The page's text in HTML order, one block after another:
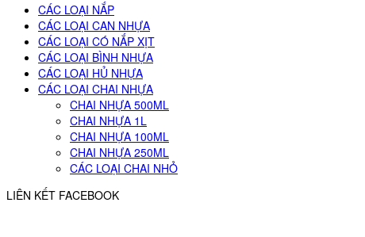
CÁC LOẠI NẮP
CÁC LOẠI CAN NHỰA
CÁC LOẠI CÓ NẮP XỊT
CÁC LOẠI BÌNH NHỰA
CÁC LOẠI HỦ NHỰA
CÁC LOẠI CHAI NHỰA
CHAI NHỰA 500ML
CHAI NHỰA 1L
CHAI NHỰA 100ML
CHAI NHỰA 250ML
CÁC LOẠI CHAI NHỎ
LIÊN KẾT FACEBOOK